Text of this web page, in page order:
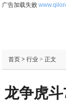
广告加载失败
首页> 行业 > 正文
龙争虎